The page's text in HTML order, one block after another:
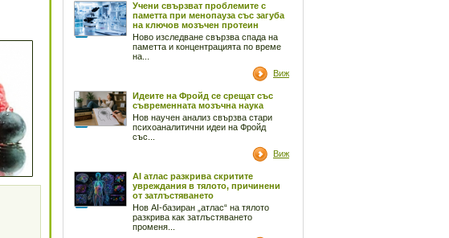
Учени свързват проблемите с
паметта при менопауза със загуба
на ключов мозъчен протеин
Ново изследване свързва спада на
паметта и концентрацията по време
на...
Виж
Идеите на Фройд се срещат със
съвременната мозъчна наука
Нов научен анализ свързва стари
психоаналитични идеи на Фройд
със...
Виж
AI атлас разкрива скритите
увреждания в тялото, причинени
от затлъстяването
Нов AI-базиран „атлас“ на тялото
разкрива как затлъстяването
променя...